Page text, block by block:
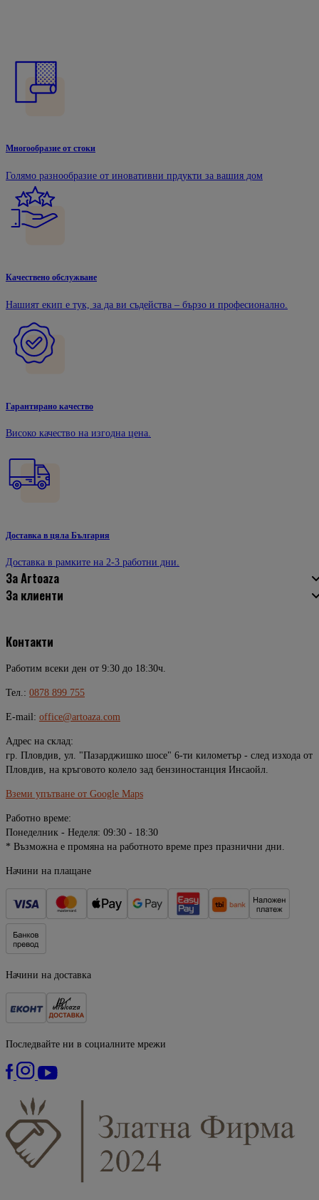
Многообразие от стоки
Голямо разнообразие от иновативни прдукти за вашия дом
Качествено обслужване
Нашият екип е тук, за да ви съдейства – бързо и професионално.
Гарантирано качество
Високо качество на изгодна цена.
Доставка в цяла България
Доставка в рамките на 2-3 работни дни.
За Artoaza
За клиенти
Контакти
Работим всеки ден от 9:30 до 18:30ч.
Тел.: 0878 899 755
E-mail: office@artoaza.com
Адрес на склад:
гр. Пловдив, ул. "Пазарджишко шосе" 6-ти километър - след изхода от
Пловдив, на кръговото колело зад бензиностанция Инсаойл.
Вземи упътване от Google Maps
Работно време:
Понеделник - Неделя: 09:30 - 18:30
* Възможна е промяна на работното време през празнични дни.
Начини на плащане
Начини на доставка
Последвайте ни в социалните мрежи